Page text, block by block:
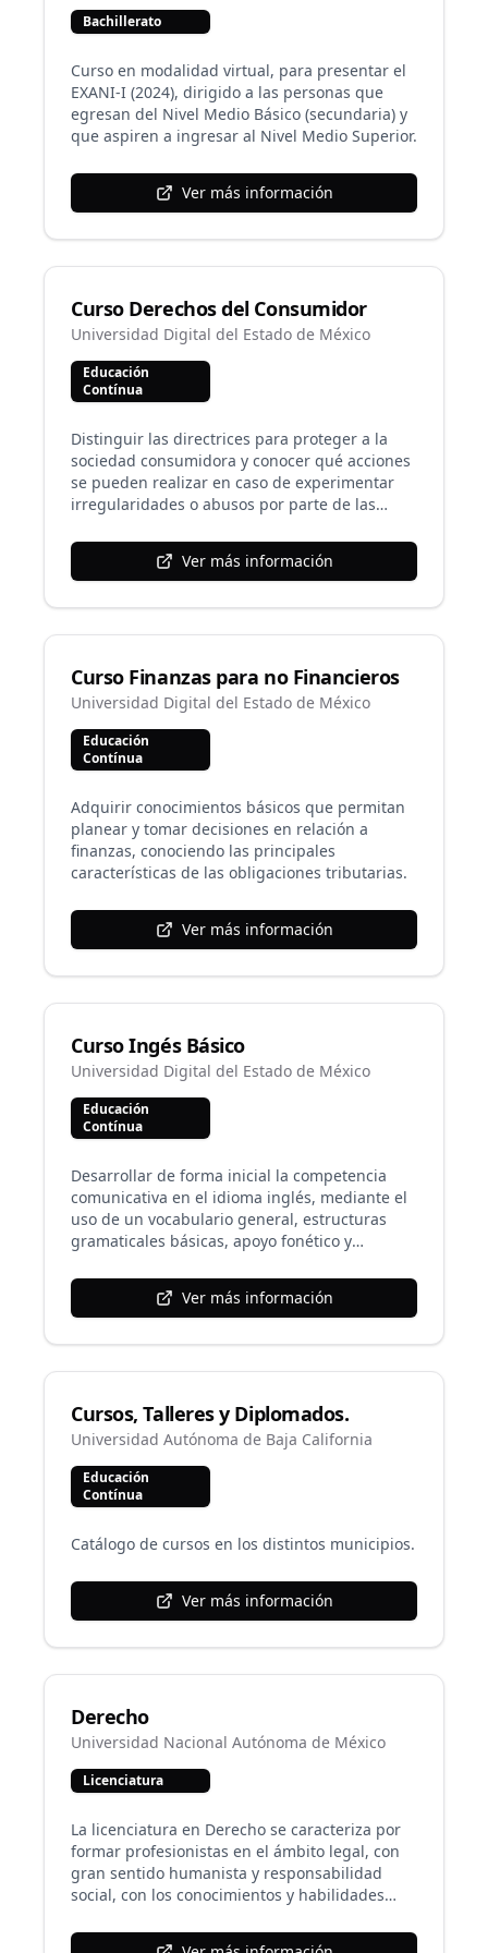
Bachillerato
Curso en modalidad virtual, para presentar el
EXANI-I (2024), dirigido a las personas que
egresan del Nivel Medio Básico (secundaria) y
que aspiren a ingresar al Nivel Medio Superior.
Ver más información
Curso Derechos del Consumidor
Universidad Digital del Estado de México
Educación
Contínua
Distinguir las directrices para proteger a la
sociedad consumidora y conocer qué acciones
se pueden realizar en caso de experimentar
irregularidades o abusos por parte de las
incurrir en sanciones como ofertante.
Ver más información
Curso Finanzas para no Financieros
Universidad Digital del Estado de México
Educación
Contínua
Adquirir conocimientos básicos que permitan
planear y tomar decisiones en relación a
finanzas, conociendo las principales
características de las obligaciones tributarias.
Ver más información
Curso Ingés Básico
Universidad Digital del Estado de México
Educación
Contínua
Desarrollar de forma inicial la competencia
comunicativa en el idioma inglés, mediante el
uso de un vocabulario general, estructuras
gramaticales básicas, apoyo fonético y
la comprensión y expresión oral y escrita.
Ver más información
Cursos, Talleres y Diplomados.
Universidad Autónoma de Baja California
Educación
Contínua
Catálogo de cursos en los distintos municipios.
Ver más información
Derecho
Universidad Nacional Autónoma de México
Licenciatura
La licenciatura en Derecho se caracteriza por
formar profesionistas en el ámbito legal, con
gran sentido humanista y responsabilidad
social, con los conocimientos y habilidades
propuestas que solucionen la problemática